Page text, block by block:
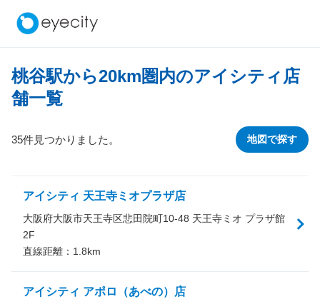
桃谷駅から20km圏内のアイシティ店
舗一覧
地図で探す
35件見つかりました。
アイシティ 天王寺ミオプラザ店
大阪府大阪市天王寺区悲田院町10-48 天王寺ミオ プラザ館
2F
直線距離： 1.8km
アイシティ アポロ（あべの）店